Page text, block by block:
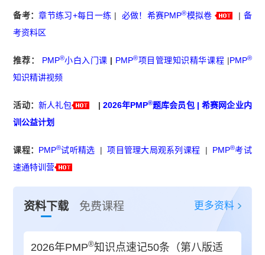
备考：章节练习+每日一练 | 必做！希赛PMP®模拟卷 | 备
考资料区
推荐： PMP®小白入门课 | PMP®项目管理知识精华课程 |PMP®
知识精讲视频
活动： 新人礼包 | 2026年PMP®题库会员包 | 希赛网企业内
训公益计划
课程： PMP®试听精选 |项目管理大局观系列课程 | PMP®考试
速通特训营
资料下载 免费课程 更多资料
2026年PMP®知识点速记50条（第八版适